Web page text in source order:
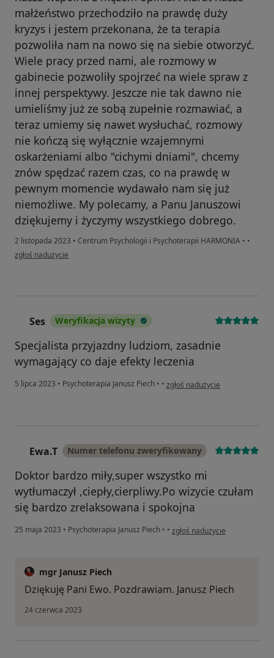
małżeństwo przechodziło na prawdę duży
kryzys i jestem przekonana, że ta terapia
pozwoliła nam na nowo się na siebie otworzyć.
Wiele pracy przed nami, ale rozmowy w
gabinecie pozwoliły spojrzeć na wiele spraw z
innej perspektywy. Jeszcze nie tak dawno nie
umieliśmy już ze sobą zupełnie rozmawiać, a
teraz umiemy się nawet wysłuchać, rozmowy
nie kończą się wyłącznie wzajemnymi
oskarżeniami albo "cichymi dniami", chcemy
znów spędzać razem czas, co na prawdę w
pewnym momencie wydawało nam się już
niemożliwe. My polecamy, a Panu Januszowi
dziękujemy i życzymy wszystkiego dobrego.
2 listopada 2023 • Centrum Psychologii i Psychoterapii HARMONIA • •
w opinii użytkownika M.i K.
zgłoś nadużycie
Ses Weryfikacja wizyty
Specjalista przyjazdny ludziom, zasadnie
wymagający co daje efekty leczenia
5 lipca 2023 • Psychoterapia Janusz Piech • • w opinii użytkownika Ses
zgłoś nadużycie
Ewa.T Numer telefonu zweryfikowany
Doktor bardzo miły,super wszystko mi
wytłumaczył ,ciepły,cierpliwy.Po wizycie czułam
się bardzo zrelaksowana i spokojna
25 maja 2023 • Psychoterapia Janusz Piech • • w opinii użytkownika Ewa.T
zgłoś nadużycie
mgr Janusz Piech
Dziękuję Pani Ewo. Pozdrawiam. Janusz Piech
24 czerwca 2023